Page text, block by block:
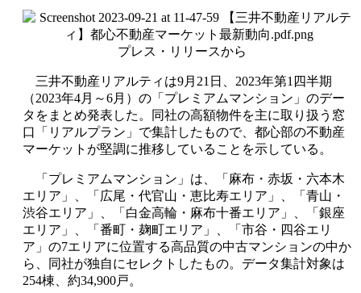
プレス・リリースから
三井不動産リアルティは9月21日、2023年第1四半期
（2023年4月～6月）の「プレミアムマンション」のデー
タをまとめ発表した。同社の高額物件を主に取り扱う窓
口「リアルプラン」で集計したもので、都心部の不動産
マーケットが堅調に推移していることを示している。
「プレミアムマンション」は、「麻布・赤坂・六本木
エリア」、「広尾・代官山・恵比寿エリア」、「青山・
渋谷エリア」、「白金高輪・麻布十番エリア」、「銀座
エリア」、「番町・麹町エリア」、「市谷・四谷エリ
ア」の7エリアに位置する高品質の中古マンションの中か
ら、同社が独自にセレクトしたもの。データ集計対象は
254棟、約34,900戸。